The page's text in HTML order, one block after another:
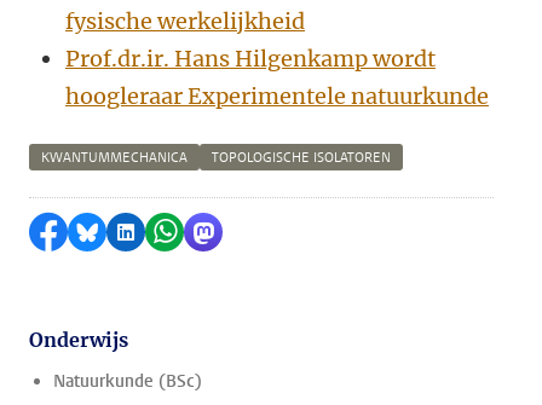
fysische werkelijkheid
Prof.dr.ir. Hans Hilgenkamp wordt
hoogleraar Experimentele natuurkunde
KWANTUMMECHANICA TOPOLOGISCHE ISOLATOREN
Delen op Facebook
Delen via Bluesky
Delen op LinkedIn
Delen via WhatsApp
Delen via Mastodon
Onderwijs
Natuurkunde (BSc)